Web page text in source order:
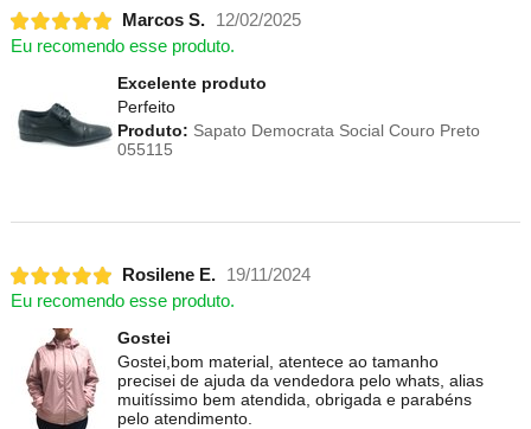
Marcos S.
12/02/2025
Eu recomendo esse produto.
Excelente produto
Perfeito
Produto: Sapato Democrata Social Couro Preto
055115
Rosilene E.
19/11/2024
Eu recomendo esse produto.
Gostei
Gostei,bom material, atentece ao tamanho
precisei de ajuda da vendedora pelo whats, alias
muitíssimo bem atendida, obrigada e parabéns
pelo atendimento.